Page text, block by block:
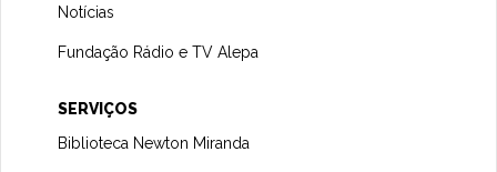
Notícias
Fundação Rádio e TV Alepa
SERVIÇOS
Biblioteca Newton Miranda